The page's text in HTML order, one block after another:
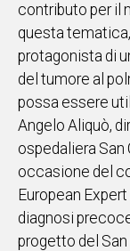
POLITICA
IN
ITALIA
NEL
MONDO
SPORT
EVENTI
STORIE
VIDEO
contributo per il
questa
protagonista di
del tumore al
possa essere
Angelo Aliquò,
ospedaliera San
occasione del
European
diagnosi
progetto del